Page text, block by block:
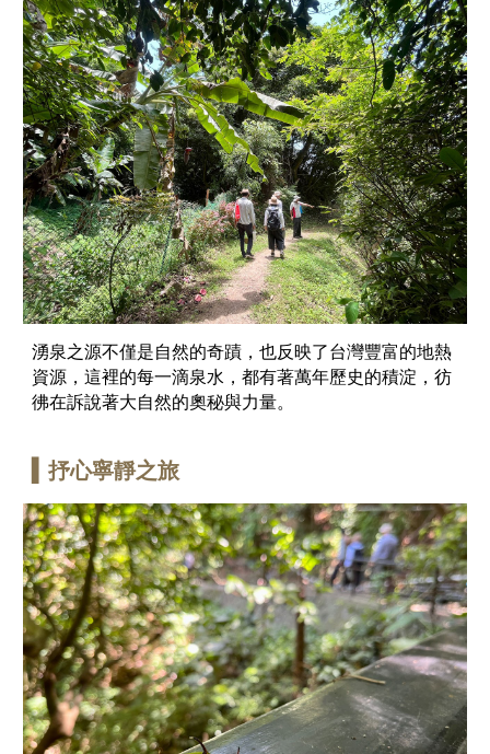
湧泉之源不僅是自然的奇蹟，也反映了台灣豐富的地熱
資源，這裡的每一滴泉水，都有著萬年歷史的積淀，彷
彿在訴說著大自然的奧秘與力量。
▍抒心寧靜之旅